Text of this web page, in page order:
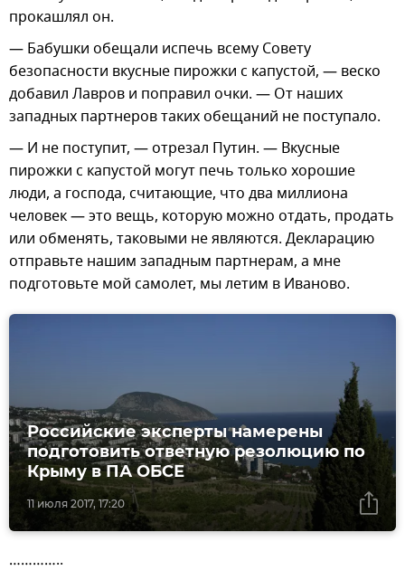
прокашлял он.
— Бабушки обещали испечь всему Совету
безопасности вкусные пирожки с капустой, — веско
добавил Лавров и поправил очки. — От наших
западных партнеров таких обещаний не поступало.
— И не поступит, — отрезал Путин. — Вкусные
пирожки с капустой могут печь только хорошие
люди, а господа, считающие, что два миллиона
человек — это вещь, которую можно отдать, продать
или обменять, таковыми не являются. Декларацию
отправьте нашим западным партнерам, а мне
подготовьте мой самолет, мы летим в Иваново.
11 июля 2017, 17:20
Российские эксперты намерены
подготовить ответную резолюцию по
Крыму в ПА ОБСЕ
…………..